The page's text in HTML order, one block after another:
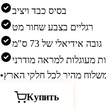
בסיס כבד ויציב
רגליים בצבע שחור מט
גובה אידיאלי של 73 ס"מ
מעוגלות למראה מודרני
•מהיר לכל חלקי הארץ
Купить